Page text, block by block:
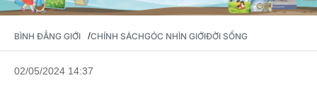
BÌNH ĐẲNG GIỚI /CHÍNH SÁCHGÓC NHÌN GIỚIĐỜI SỐNG
02/05/2024 14:37